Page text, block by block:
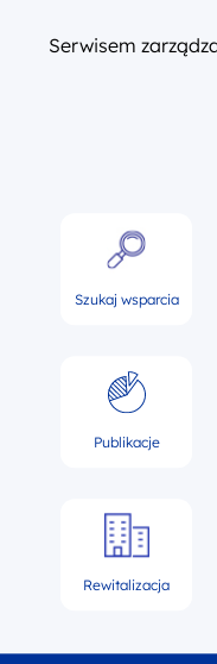
Serwisem
Szukaj wsparcia
Publikacje
Rewitalizacja